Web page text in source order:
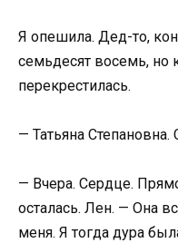
Я опешила. Дед-то,
семьдесят восемь, но
перекрестилась.
— Татьяна
— Вчера. Сердце.
осталась. Лен. — Она
меня. Я тогда дура